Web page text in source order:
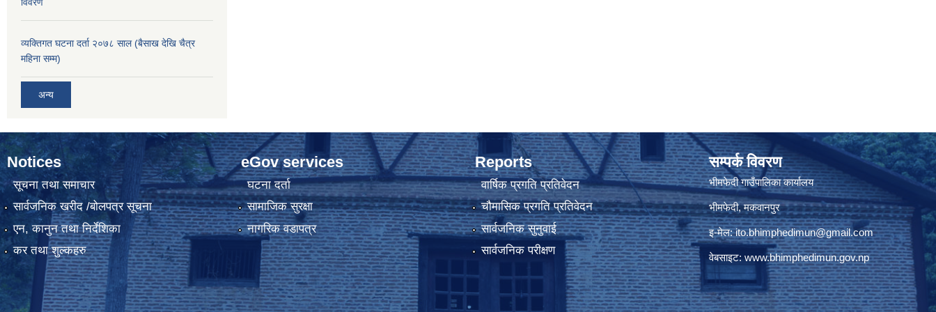
व्यक्तिगत घटना दर्ता २०७८ साल (बैसाख देखि चैत्र
महिना सम्म)
अन्य
Notices
सूचना तथा समाचार
सार्वजनिक खरीद /बोलपत्र सूचना
एन, कानुन तथा निर्देशिका
कर तथा शुल्कहरु
eGov services
घटना दर्ता
सामाजिक सुरक्षा
नागरिक वडापत्र
Reports
वार्षिक प्रगति प्रतिवेदन
चौमासिक प्रगति प्रतिवेदन
सार्वजनिक सुनुवाई
सार्वजनिक परीक्षण
सम्पर्क विवरण
भीमफेदी गाउँपालिका कार्यालय
भीमफेदी, मकवानपुर
इ-मेल:ito.bhimphedimun@gmail.com
वेबसाइट: www.bhimphedimun.gov.np